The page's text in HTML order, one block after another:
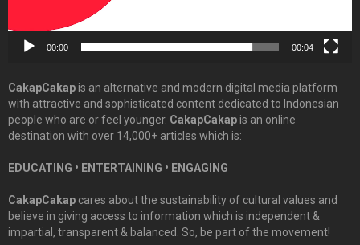
00:00 00:04
CakapCakapis an alternative and modern digital media platform
with attractive and sophisticated content dedicated to Indonesian
people who are or feel younger. CakapCakapis an online
destination with over 14,000+ articles which is:
EDUCATING • ENTERTAINING • ENGAGING
CakapCakap cares about the sustainability of cultural values and
believe in giving access to information which is independent &
impartial, transparent & balanced. So, be part of the movement!